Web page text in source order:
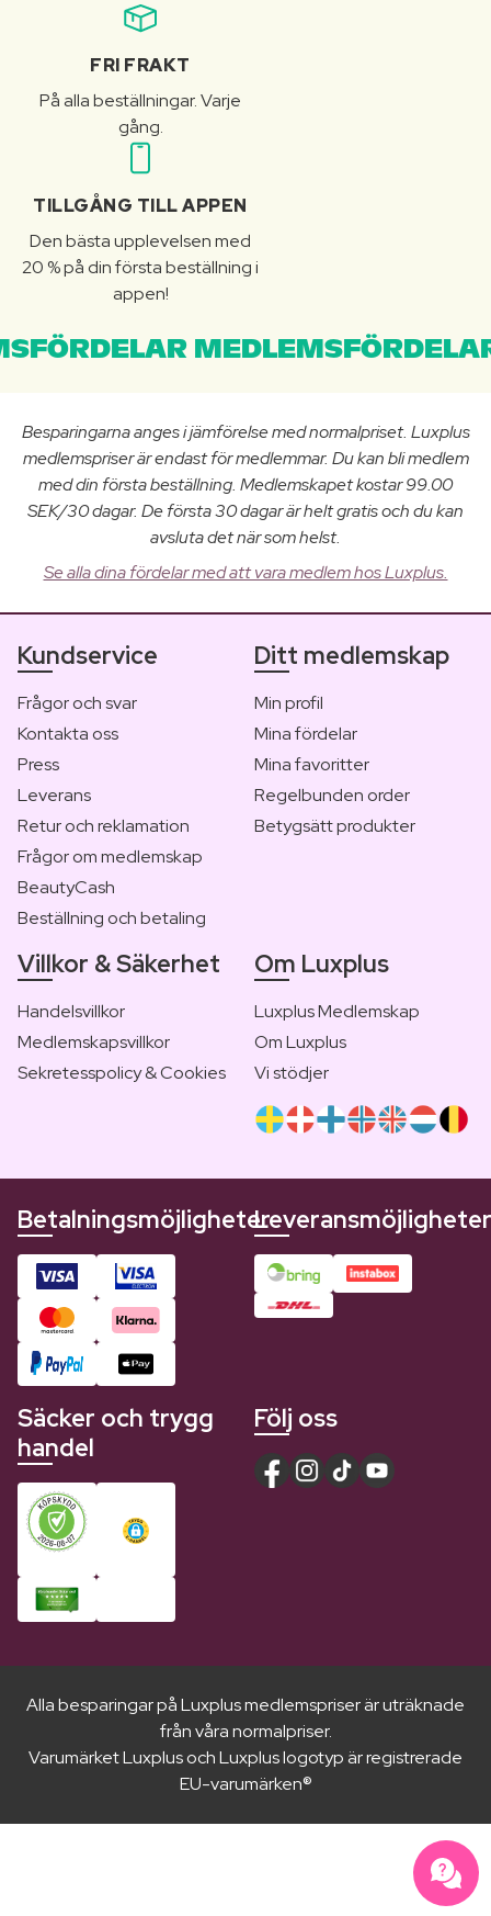
FRI FRAKT
På alla beställningar. Varje
gång.
TILLGÅNG TILL APPEN
Den bästa upplevelsen med
20 % på din första beställning i
appen!
Besparingarna anges i jämförelse med normalpriset. Luxplus
medlemspriser är endast för medlemmar. Du kan bli medlem
med din första beställning. Medlemskapet kostar 99.00
SEK/30 dagar. De första 30 dagar är helt gratis och du kan
avsluta det när som helst.
Se alla dina fördelar med att vara medlem hos Luxplus.
Kundservice
Frågor och svar
Kontakta oss
Press
Leverans
Retur och reklamation
Frågor om medlemskap
BeautyCash
Beställning och betaling
Ditt medlemskap
Min profil
Mina fördelar
Mina favoritter
Regelbunden order
Betygsätt produkter
Villkor & Säkerhet
Handelsvillkor
Medlemskapsvillkor
Sekretesspolicy & Cookies
Om Luxplus
Luxplus Medlemskap
Om Luxplus
Vi stödjer
BetalningsmöjligheterLeveransmöjligheter
Säcker och trygg
handel
Följ oss
Alla besparingar på Luxplus medlemspriser är uträknade
från våra normalpriser.
Varumärket Luxplus och Luxplus logotyp är registrerade
EU-varumärken®